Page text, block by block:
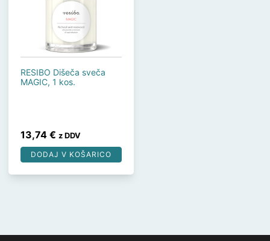
RESIBO Dišeča sveča
MAGIC, 1 kos.
13,74€ z DDV
DODAJ V KOŠARICO